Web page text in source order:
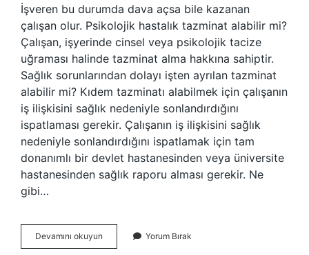
İşveren bu durumda dava açsa bile kazanan
çalışan olur. Psikolojik hastalık tazminat alabilir mi?
Çalışan, işyerinde cinsel veya psikolojik tacize
uğraması halinde tazminat alma hakkına sahiptir.
Sağlık sorunlarından dolayı işten ayrılan tazminat
alabilir mi? Kıdem tazminatı alabilmek için çalışanın
iş ilişkisini sağlık nedeniyle sonlandırdığını
ispatlaması gerekir. Çalışanın iş ilişkisini sağlık
nedeniyle sonlandırdığını ispatlamak için tam
donanımlı bir devlet hastanesinden veya üniversite
hastanesinden sağlık raporu alması gerekir. Ne
gibi…
Devamını okuyun Psikolojik
Sorunu
Yorum Bırak